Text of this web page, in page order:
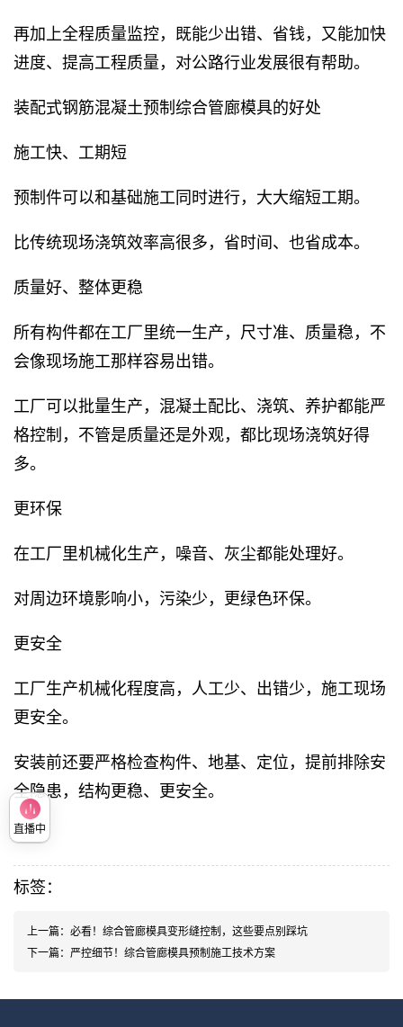
再加上全程质量监控，既能少出错、省钱，又能加快
进度、提高工程质量，对公路行业发展很有帮助。
装配式钢筋混凝土预制综合管廊模具的好处
施工快、工期短
预制件可以和基础施工同时进行，大大缩短工期。
比传统现场浇筑效率高很多，省时间、也省成本。
质量好、整体更稳
所有构件都在工厂里统一生产，尺寸准、质量稳，不
会像现场施工那样容易出错。
工厂可以批量生产，混凝土配比、浇筑、养护都能严
格控制，不管是质量还是外观，都比现场浇筑好得
多。
更环保
在工厂里机械化生产，噪音、灰尘都能处理好。
对周边环境影响小，污染少，更绿色环保。
更安全
工厂生产机械化程度高，人工少、出错少，施工现场
更安全。
安装前还要严格检查构件、地基、定位，提前排除安
全隐患，结构更稳、更安全。
标签：
上一篇： 必看！综合管廊模具变形缝控制，这些要点别踩坑
下一篇： 严控细节！综合管廊模具预制施工技术方案
直播中